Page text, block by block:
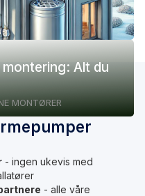
Alt du
MONTØRER
- ingen ukevis med
- alle våre